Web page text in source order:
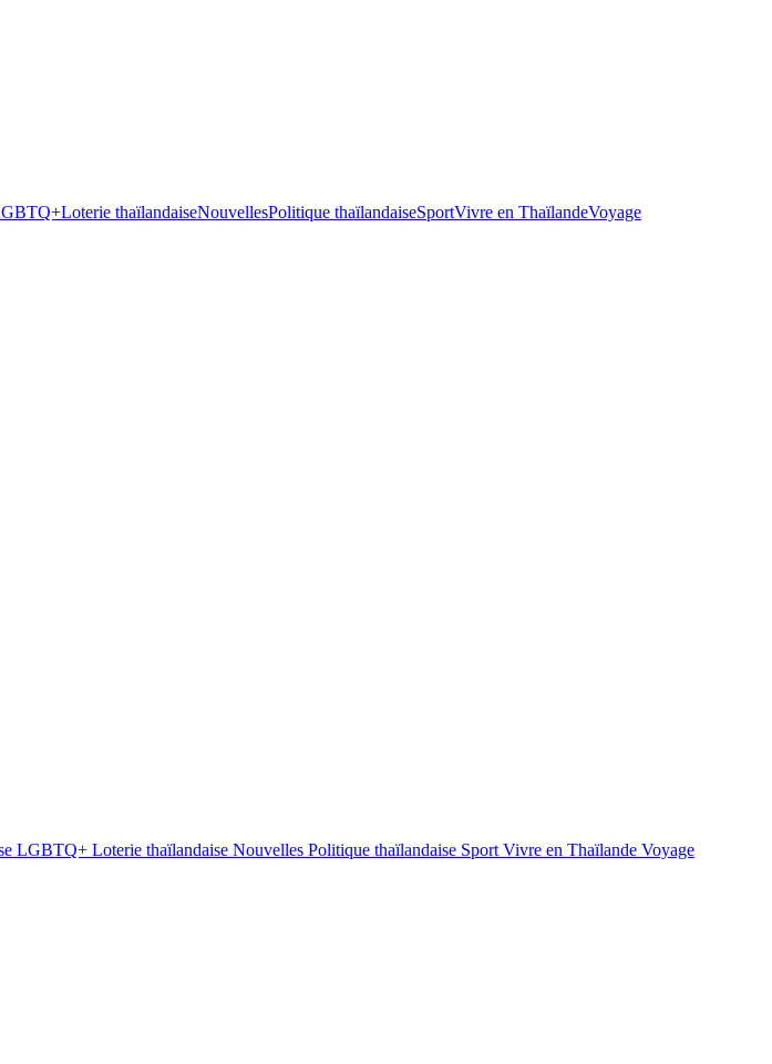
Loterie thaïlandaiseNouvellesPolitique thaïlandaiseSportVivre en ThaïlandeVoyage
LGBTQ+ Loterie thaïlandaise Nouvelles Politique thaïlandaise Sport Vivre en Thaïlande Voyage